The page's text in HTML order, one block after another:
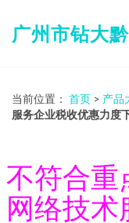
广州市钻大
当前位置： 首页 > 产品
服务企业税收优惠力度
不符合重
网络技